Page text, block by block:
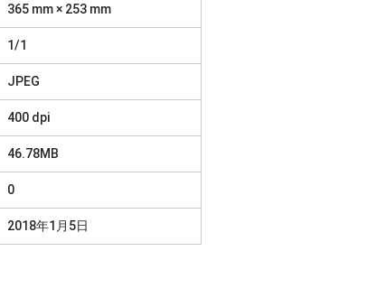
365 mm × 253 mm
1/1
JPEG
400 dpi
46.78MB
0
2018年1月5日